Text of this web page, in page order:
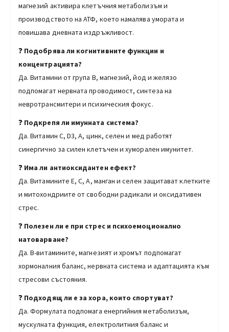
магнезий активира клетъчния метаболизъм и
производството на АТФ, което намалява умората и
повишава дневната издръжливост.
❓ Подобрява ли когнитивните функции и
концентрацията?
Да. Витамини от група B, магнезий, йод и желязо
подпомагат нервната проводимост, синтеза на
невротрансмитери и психическия фокус.
❓ Подкрепя ли имунната система?
Да. Витамин C, D3, A, цинк, селен и мед работят
синергично за силен клетъчен и хуморален имунитет.
❓ Има ли антиоксидантен ефект?
Да. Витамините E, C, A, манган и селен защитават клетките
и митохондриите от свободни радикали и оксидативен
стрес.
❓ Полезен ли е при стрес и психоемоционално
натоварване?
Да. B-витамините, магнезият и хромът подпомагат
хормоналния баланс, нервната система и адаптацията към
стресови състояния.
❓ Подходящ ли е за хора, които спортуват?
Да. Формулата подпомага енергийния метаболизъм,
мускулната функция, електролитния баланс и